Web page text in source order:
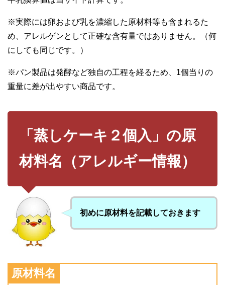
※実際には卵および乳を濃縮した原材料等も含まれるた
め、アレルゲンとして正確な含有量ではありません。（何
にしても同じです。）
※パン製品は発酵など独自の工程を経るため、1個当りの
重量に差が出やすい商品です。
「蒸しケーキ２個入」の原
材料名（アレルギー情報）
初めに原材料を記載しておきます
原材料名